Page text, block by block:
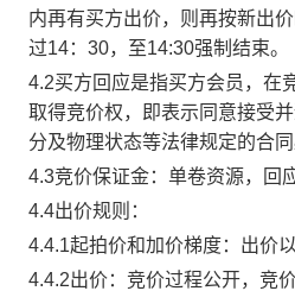
内再有买方出价，则再按新出
过14：30，至14:30强制结束。
4.2买方回应是指买方会员，在
取得竞价权，即表示同意接受
分及物理状态等法律规定的合同
4.3竞价保证金：单卷资源，回
4.4出价规则：
4.4.1起拍价和加价梯度：出价
4.4.2出价：竞价过程公开，竞